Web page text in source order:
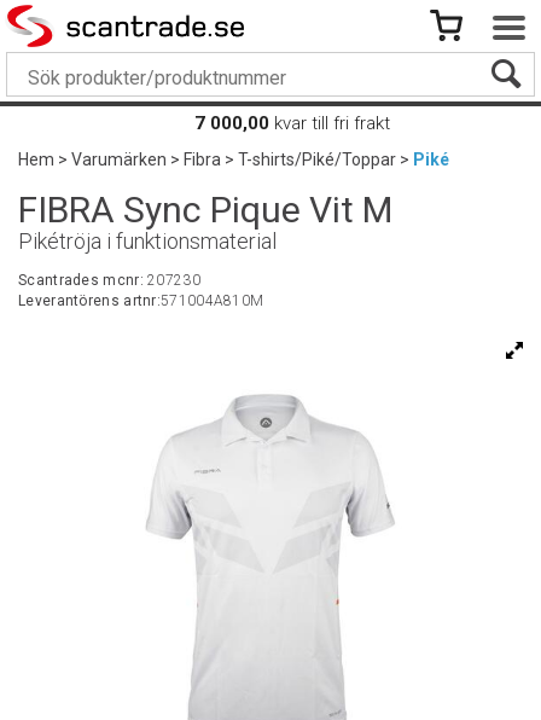
7 000,00 kvar till fri frakt
Hem>Varumärken>Fibra>T-shirts/Piké/Toppar> Piké
FIBRA Sync Pique Vit M
Pikétröja i funktionsmaterial
Scantrades mcnr:207230
Leverantörens artnr:571004A810M